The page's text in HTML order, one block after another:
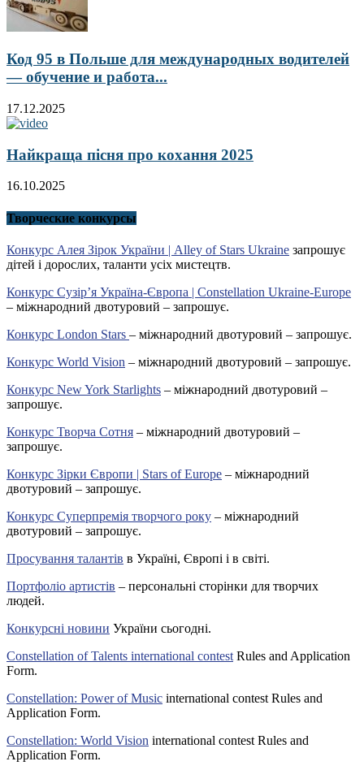
Код 95 в Польше для международных водителей
— обучение и работа...
17.12.2025
Найкраща пісня про кохання 2025
16.10.2025
Творческие конкурсы
Конкурс Алея Зірок України | Alley of Stars Ukraine запрошує
дітей і дорослих, таланти усіх мистецтв.
Конкурс Сузір’я Україна-Європа | Constellation Ukraine-Europe
– міжнародний двотуровий – запрошує.
Конкурс London Stars – міжнародний двотуровий – запрошує.
Конкурс World Vision – міжнародний двотуровий – запрошує.
Конкурс New York Starlights – міжнародний двотуровий –
запрошує.
Конкурс Творча Сотня – міжнародний двотуровий –
запрошує.
Конкурс Зірки Європи | Stars of Europe – міжнародний
двотуровий – запрошує.
Конкурс Суперпремія творчого року – міжнародний
двотуровий – запрошує.
Просування талантів в Україні, Європі і в світі.
Портфоліо артистів – персональні сторінки для творчих
людей.
Конкурсні новини України сьогодні.
Constellation of Talents international contest Rules and Application
Form.
Constellation: Power of Music international contest Rules and
Application Form.
Constellation: World Vision international contest Rules and
Application Form.